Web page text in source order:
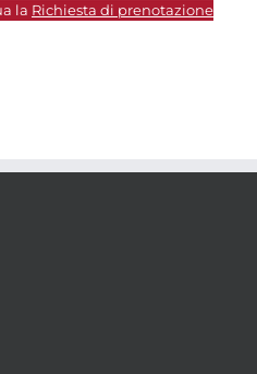
la Richiesta di prenotazione